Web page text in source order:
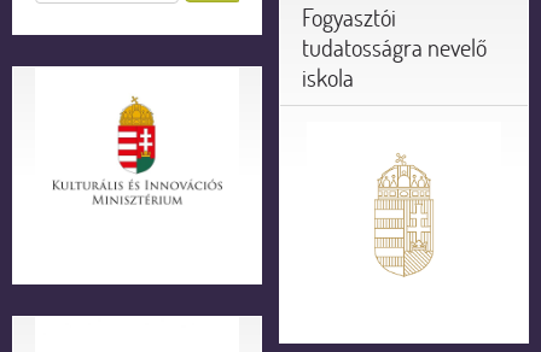
Fogyasztói
tudatosságra nevelő
iskola